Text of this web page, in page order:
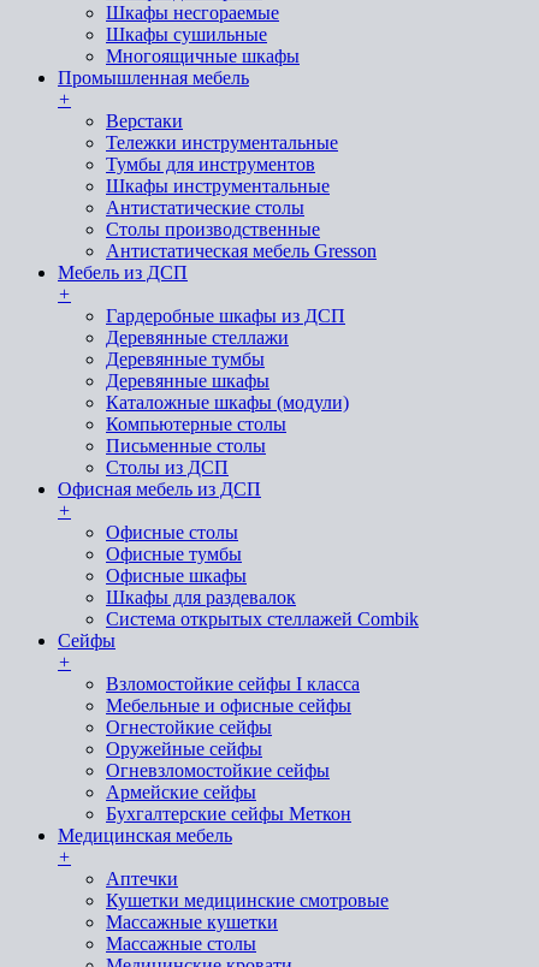
Шкафы несгораемые
Шкафы сушильные
Многоящичные шкафы
Промышленная мебель
+
Верстаки
Тележки инструментальные
Тумбы для инструментов
Шкафы инструментальные
Антистатические столы
Столы производственные
Антистатическая мебель Gresson
Мебель из ДСП
+
Гардеробные шкафы из ДСП
Деревянные стеллажи
Деревянные тумбы
Деревянные шкафы
Каталожные шкафы (модули)
Компьютерные столы
Письменные столы
Столы из ДСП
Офисная мебель из ДСП
+
Офисные столы
Офисные тумбы
Офисные шкафы
Шкафы для раздевалок
Система открытых стеллажей Combik
Сейфы
+
Взломостойкие сейфы I класса
Мебельные и офисные сейфы
Огнестойкие сейфы
Оружейные сейфы
Огневзломостойкие сейфы
Армейские сейфы
Бухгалтерские сейфы Меткон
Медицинская мебель
+
Аптечки
Кушетки медицинские смотровые
Массажные кушетки
Массажные столы